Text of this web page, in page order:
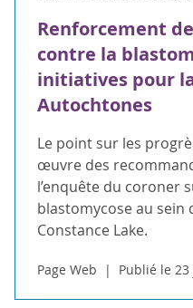
Renforcement
contre la
initiatives pour
Autochtones
Le point sur les
œuvre des
l’enquête du coroner
blastomycose au sein
Constance Lake.
Page Web Publié le